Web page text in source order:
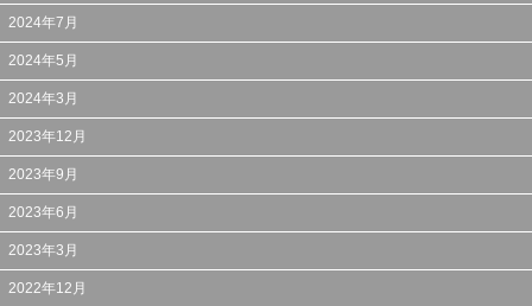
2024年7月
2024年5月
2024年3月
2023年12月
2023年9月
2023年6月
2023年3月
2022年12月